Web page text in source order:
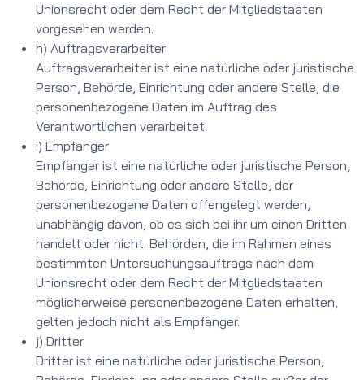
Unionsrecht oder dem Recht der Mitgliedstaaten
vorgesehen werden.
h) Auftragsverarbeiter
Auftragsverarbeiter ist eine natürliche oder juristische
Person, Behörde, Einrichtung oder andere Stelle, die
personenbezogene Daten im Auftrag des
Verantwortlichen verarbeitet.
i) Empfänger
Empfänger ist eine natürliche oder juristische Person,
Behörde, Einrichtung oder andere Stelle, der
personenbezogene Daten offengelegt werden,
unabhängig davon, ob es sich bei ihr um einen Dritten
handelt oder nicht. Behörden, die im Rahmen eines
bestimmten Untersuchungsauftrags nach dem
Unionsrecht oder dem Recht der Mitgliedstaaten
möglicherweise personenbezogene Daten erhalten,
gelten jedoch nicht als Empfänger.
j) Dritter
Dritter ist eine natürliche oder juristische Person,